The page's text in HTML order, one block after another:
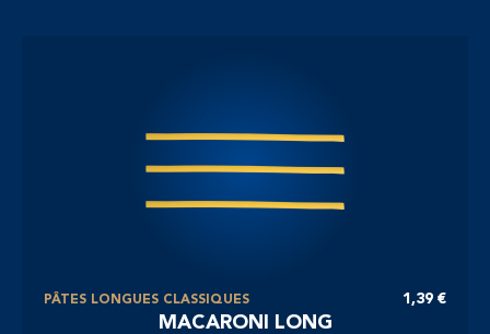
PÂTES LONGUES CLASSIQUES 1,39 €
MACARONI LONG